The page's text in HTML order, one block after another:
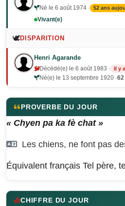
Né le 6 août 1974 · 52 ans
Vivant(e)
🕊️DISPARITION
Henri Agarande
Décédé(e) le 6 août 1983 · Il y
Né(e) le 13 septembre 1920 ·62
PROVERBE DU JOUR
« Chyen pa ka fè chat »
Les chiens, ne font pas
Équivalent français Tel père,
CHIFFRE DU JOUR